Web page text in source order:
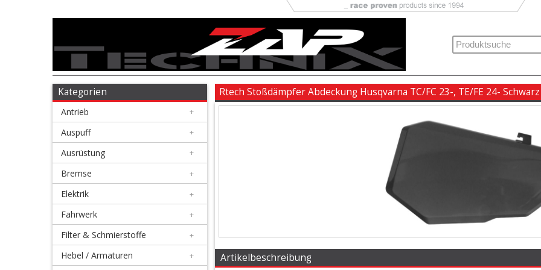
Antrieb
Auspuff
Ausrüstung
Bremse
Elektrik
Fahrwerk
Kategorien
Antrieb +
Auspuff +
Ausrüstung +
Bremse +
Elektrik +
Fahrwerk +
Filter & Schmierstoffe +
Hebel / Armaturen +
Rtech Stoßdämpfer Abdeckung Husqvarna TC/FC 23-, TE/FE 24- Schwarz
Artikelbeschreibung